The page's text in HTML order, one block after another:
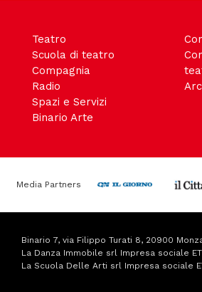
Teatro
Scuola di teatro
Compagnia
Radio
Spazi e Servizi
Binario Arte
Media Partners
Binario 7, via Filippo Turati 8, 20900
La Danza Immobile srl Impresa sociale
La Scuola Delle Arti srl Impresa sociale